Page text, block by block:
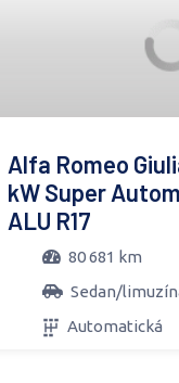
Alfa Romeo
kW Super
ALU R17
80 681 km
Sedan/
Automatická